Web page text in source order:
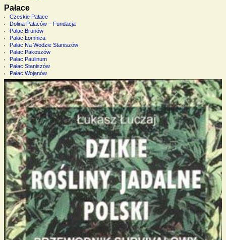
Pałace
Czeskie Pałace
Dolina Pałaców – Fundacja
Pałac Brunów
Pałac Łomnica
Pałac Na Wodzie Staniszów
Pałac Pakoszów
Pałac Paulinum
Pałac Staniszów
Pałac Wojanów